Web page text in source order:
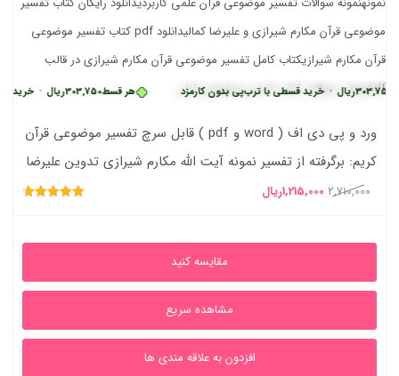
هر قسط 303,750ریال • خرید قسطی با • خرید قسطی با ترب‌پی بدون کارمزد
ورد و پی دی اف ( word و pdf ) قابل سرچ تفسیر موضوعی قرآن
کریم: برگرفته از تفسیر نمونه آیت الله مکارم شیرازی تدوین علیرضا
کمالی
2,710,000 قیمت
2,710,000ریال
1,215,000ریال
1,215,000ریال
مقایسه کنید
مشاهده سریع
افزدون به علاقه مندی ها